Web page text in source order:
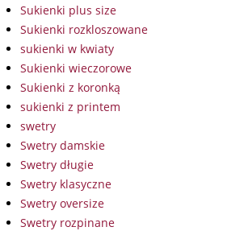
Sukienki plus size
Sukienki rozkloszowane
sukienki w kwiaty
Sukienki wieczorowe
Sukienki z koronką
sukienki z printem
swetry
Swetry damskie
Swetry długie
Swetry klasyczne
Swetry oversize
Swetry rozpinane